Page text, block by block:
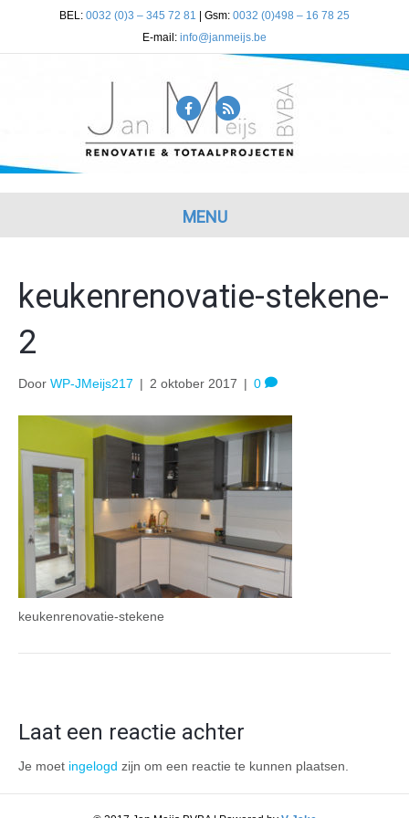
BEL: 0032 (0)3 – 345 72 81 | Gsm: 0032 (0)498 – 16 78 25
E-mail: info@janmeijs.be
F
a
c
b
o
k
R
s
s
MENU
keukenrenovatie-stekene-
2
Door WP-JMeijs217 | 2 oktober 2017 | 0
keukenrenovatie-stekene
Laat een reactie achter
Je moet ingelogd zijn om een reactie te kunnen plaatsen.